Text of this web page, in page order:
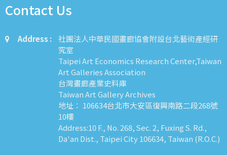
Contact Us
Address :
社團法人中華民國畫廊協會附設台北藝術產經研
究室
Taipei Art Economics Research Center,Taiwan
Art Galleries Association
台灣畫廊產業史料庫
Taiwan Art Gallery Archives
地址： 106634台北市大安區復興南路二段268號
10樓
Address:10 F., No. 268, Sec. 2, Fuxing S. Rd.,
Da'an Dist., Taipei City 106634, Taiwan (R.O.C.)